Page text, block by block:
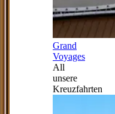
Grand
Voyages
All
unsere
Kreuzfahrten